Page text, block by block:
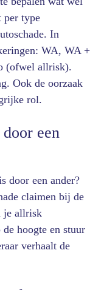
per type
In
WA, WA +
(ofwel allrisk).
Ook de oorzaak
rol.
een
door een ander?
claimen bij de
je allrisk
hoogte en stuur
verhaalt de